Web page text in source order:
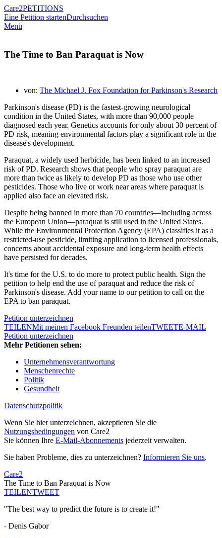
Care2PETITIONS
Eine Petition startenDurchsuchen
Menü
The Time to Ban Paraquat is Now
von: The Michael J. Fox Foundation for Parkinson's Research
Parkinson's disease (PD) is the fastest-growing neurological
condition in the United States, with more than 90,000 people
diagnosed each year. Genetics accounts for only about 30 percent of
PD risk, meaning environmental factors play a significant role in the
disease's development.
Paraquat, a widely used herbicide, has been linked to an increased
risk of PD. Research shows that people who spray paraquat are
more than twice as likely to develop PD as those who use other
pesticides. Those who live or work near areas where paraquat is
applied also face an elevated risk.
Despite being banned in more than 70 countries—including across
the European Union—paraquat is still used in the United States.
While the Environmental Protection Agency (EPA) classifies it as a
restricted-use pesticide, limiting application to licensed professionals,
concerns about accidental exposure and long-term health effects
have persisted for decades.
It's time for the U.S. to do more to protect public health. Sign the
petition to help end the use of paraquat and reduce the risk of
Parkinson's disease. Add your name to our petition to call on the
EPA to ban paraquat.
Petition unterzeichnen
TEILENMit meinen Facebook Freunden teilenTWEETE-MAIL
Petition unterzeichnen
Mehr Petitionen sehen:
Unternehmensverantwortung
Menschenrechte
Politik
Gesundheit
Datenschutzpolitik
Wenn Sie hier unterzeichnen, akzeptieren Sie die
Nutzungsbedingungen von Care2
Sie können Ihre E-Mail-Abonnements jederzeit verwalten.
Sie haben Probleme, dies zu unterzeichnen? Informieren Sie uns.
Care2
The Time to Ban Paraquat is Now
TEILENTWEET
"The best way to predict the future is to create it!"
- Denis Gabor